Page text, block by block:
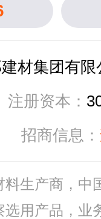
建材集团有
注册资本：
招商信息：
生产商，中
用产品，业